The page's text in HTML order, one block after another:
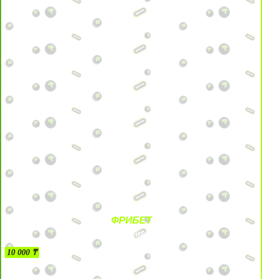
ФРИБЕТ
БЕЗ УСЛОВИЙ
10 000 ₸